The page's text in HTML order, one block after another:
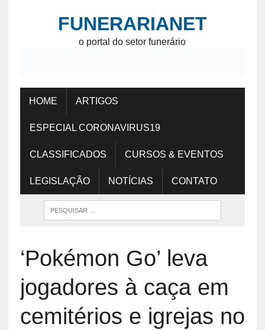
FUNERARIANET
o portal do setor funerário
HOME ARTIGOS
ESPECIAL CORONAVIRUS19
CLASSIFICADOS CURSOS & EVENTOS
LEGISLAÇÃO NOTÍCIAS CONTATO
‘Pokémon Go’ leva
jogadores à caça em
cemitérios e igrejas no